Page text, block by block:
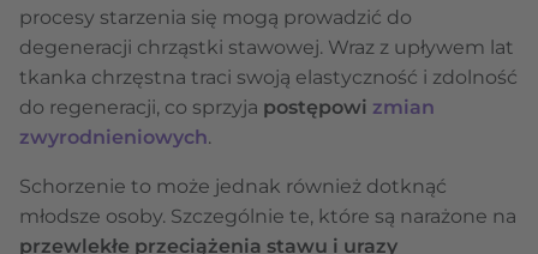
procesy starzenia się mogą prowadzić do
degeneracji chrząstki stawowej. Wraz z upływem lat
tkanka chrzęstna traci swoją elastyczność i zdolność
do regeneracji, co sprzyja postępowi zmian
zwyrodnieniowych.
Schorzenie to może jednak również dotknąć
młodsze osoby. Szczególnie te, które są narażone na
przewlekłe przeciążenia stawu i urazy